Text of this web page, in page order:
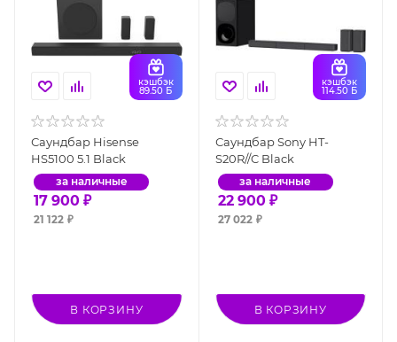
кэшбэк
89.50 Б
Саундбар Hisense
HS5100 5.1 Black
за наличные
17 900 ₽
21 122 ₽
В КОРЗИНУ
кэшбэк
114.50 Б
Саундбар Sony HT-
S20R//C Black
за наличные
22 900 ₽
27 022 ₽
В КОРЗИНУ